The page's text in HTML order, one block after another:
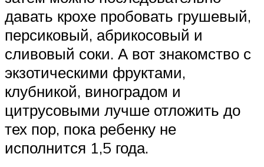
давать крохе пробовать грушевый,
персиковый, абрикосовый и
сливовый соки. А вот знакомство с
экзотическими фруктами,
клубникой, виноградом и
цитрусовыми лучше отложить до
тех пор, пока ребенку не
исполнится 1,5 года.